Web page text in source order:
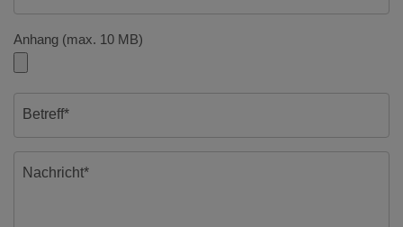
Anhang (max. 10 MB)
Betreff*
Nachricht*